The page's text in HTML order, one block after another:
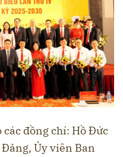
đồng chí: Hồ Đức
Ủy viên Ban